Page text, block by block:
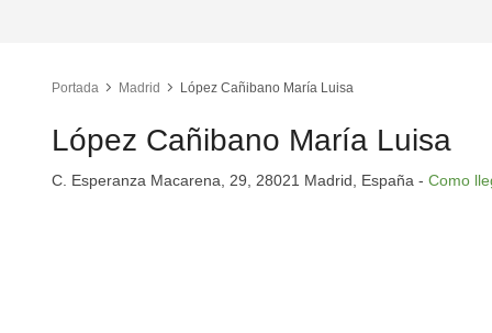
Portada Madrid López Cañibano María Luisa
López Cañibano María Luisa
C. Esperanza Macarena, 29, 28021 Madrid, España - Como